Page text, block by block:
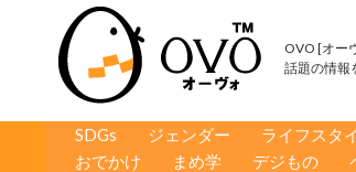
OVO [オー
話題の情報
コンテンツへ移動
SDGs ジェンダー ライフスタ
おでかけ
まめ学 デジもの